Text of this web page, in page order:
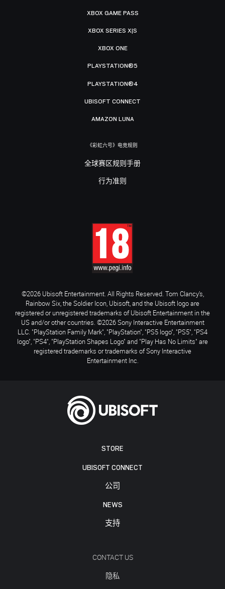
STORE
UBISOFT CONNECT
公司
NEWS
支持
CONTACT US
隐私
XBOX GAME PASS
XBOX SERIES X|S
XBOX ONE
PLAYSTATION®5
PLAYSTATION®4
UBISOFT CONNECT
AMAZON LUNA
《彩虹六号》电竞规则
全球赛区规则手册
行为准则
©2026 Ubisoft Entertainment. All Rights Reserved. Tom Clancy’s,
Rainbow Six, the Soldier Icon, Ubisoft, and the Ubisoft logo are
registered or unregistered trademarks of Ubisoft Entertainment in the
US and/or other countries. ©2026 Sony Interactive Entertainment
LLC. "PlayStation Family Mark", "PlayStation", "PS5 logo", "PS5", "PS4
logo", "PS4", "PlayStation Shapes Logo" and "Play Has No Limits" are
registered trademarks or trademarks of Sony Interactive
Entertainment Inc.